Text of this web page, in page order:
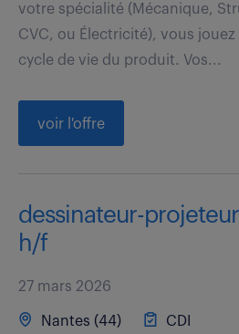
votre spécialité (Mécanique,
CVC, ou Électricité), vous
cycle de vie du produit. Vos...
voir l'offre
dessinateur-
h/f
27 mars 2026
Nantes (44)
CDI